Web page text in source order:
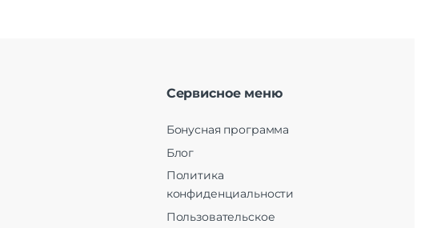
Сервисное меню
Бонусная программа
Блог
Политика
конфиденциальности
Пользовательское